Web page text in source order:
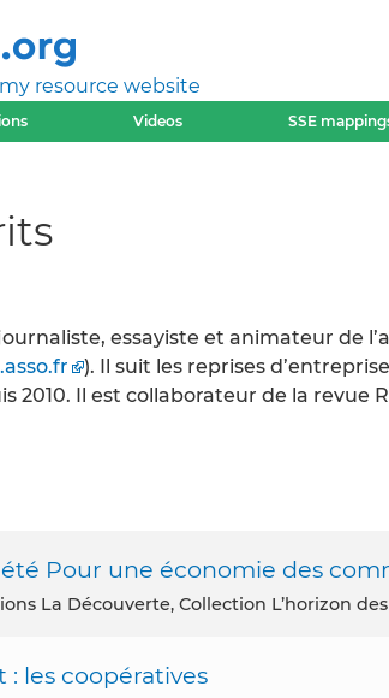
resource website
Videos SSE
essayiste et animateur de
). Il suit les reprises
2010. Il est collaborateur de la revue
Pour une économie des
La Découverte, Collection L’horizon
les coopératives